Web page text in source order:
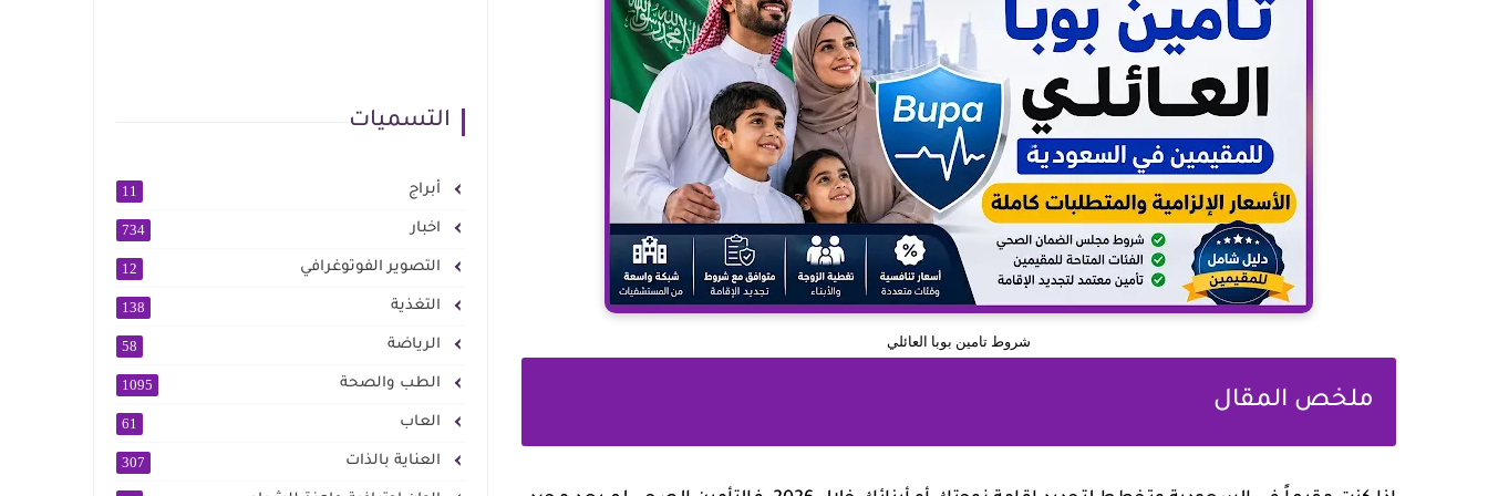
شروط تامين بوبا العائلي
ملخص المقال
التسميات
أبراج 11
اخبار 734
التصوير الفوتوغرافي 12
التغذية 138
الرياضة 58
الطب والصحة 1095
العاب 61
العناية بالذات 307